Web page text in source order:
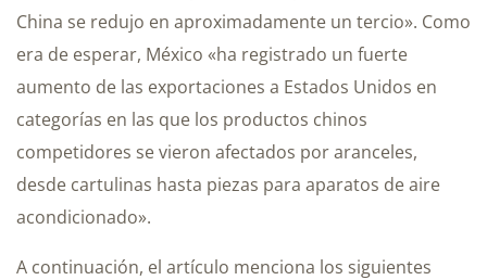
China se redujo en aproximadamente un tercio». Como
era de esperar, México «ha registrado un fuerte
aumento de las exportaciones a Estados Unidos en
categorías en las que los productos chinos
competidores se vieron afectados por aranceles,
desde cartulinas hasta piezas para aparatos de aire
acondicionado».
A continuación, el artículo menciona los siguientes